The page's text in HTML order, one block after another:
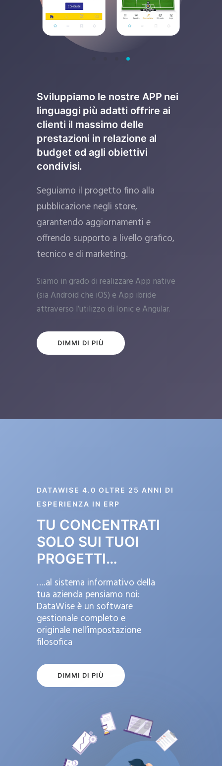
Sviluppiamo le nostre APP nei
linguaggi più adatti offrire ai
clienti il massimo delle
prestazioni in relazione al
budget ed agli obiettivi
condivisi.
Seguiamo il progetto fino alla
pubblicazione negli store,
garantendo aggiornamenti e
offrendo supporto a livello grafico,
tecnico e di marketing.
Siamo in grado di realizzare App native
(sia Android che iOS) e App ibride
attraverso l’utilizzo di Ionic e Angular.
DIMMI DI PIÙ
DATAWISE 4.0 OLTRE 25 ANNI DI
ESPERIENZA IN ERP
TU CONCENTRATI
SOLO SUI TUOI
PROGETTI…
….al sistema informativo della
tua azienda pensiamo noi:
DataWise è un software
gestionale completo e
originale nell’impostazione
filosofica
DIMMI DI PIÙ